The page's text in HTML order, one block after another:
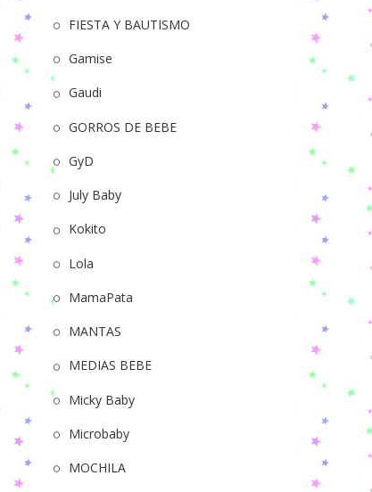
FIESTA Y BAUTISMO
Gamise
Gaudi
GORROS DE BEBE
GyD
July Baby
Kokito
Lola
MamaPata
MANTAS
MEDIAS BEBE
Micky Baby
Microbaby
MOCHILA